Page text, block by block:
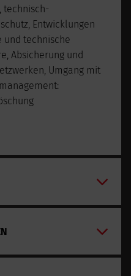
technisch-
Entwicklungen
und technische
Absicherung und
Umgang mit